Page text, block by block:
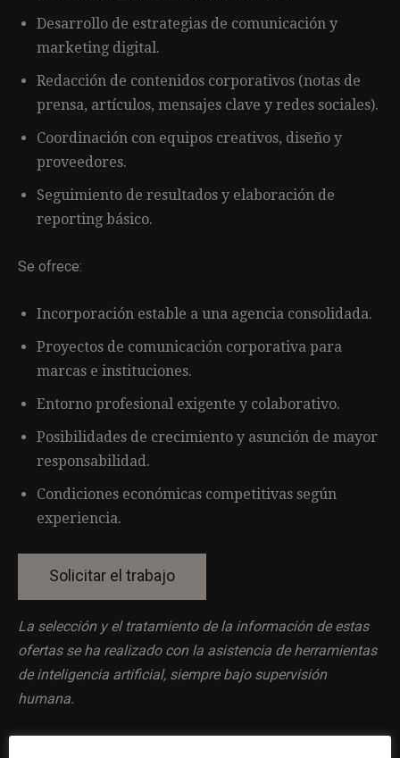
Desarrollo de estrategias de comunicación y
marketing digital.
Redacción de contenidos corporativos (notas de
prensa, artículos, mensajes clave y redes sociales).
Coordinación con equipos creativos, diseño y
proveedores.
Seguimiento de resultados y elaboración de
reporting básico.
Se ofrece:
Incorporación estable a una agencia consolidada.
Proyectos de comunicación corporativa para
marcas e instituciones.
Entorno profesional exigente y colaborativo.
Posibilidades de crecimiento y asunción de mayor
responsabilidad.
Condiciones económicas competitivas según
experiencia.
La selección y el tratamiento de la información de estas
ofertas se ha realizado con la asistencia de herramientas
de inteligencia artificial, siempre bajo supervisión
humana.